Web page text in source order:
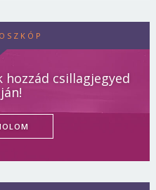
csillagjegyed